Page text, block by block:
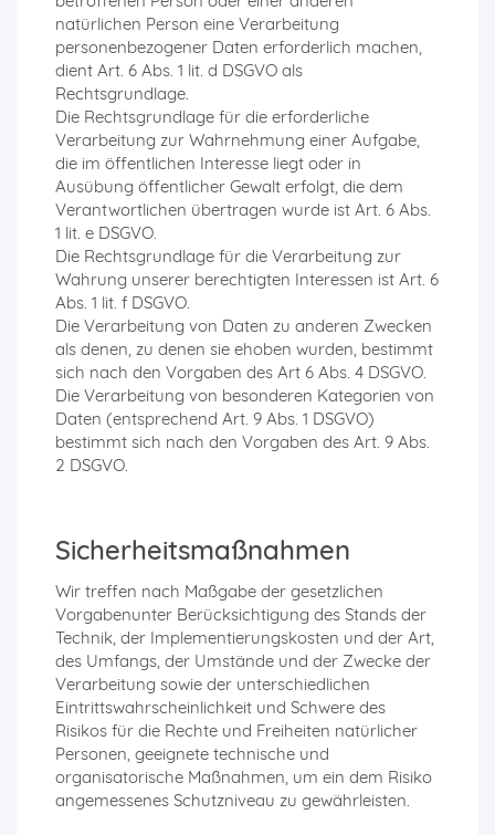
natürlichen Person eine Verarbeitung
personenbezogener Daten erforderlich machen,
dient Art. 6 Abs. 1 lit. d DSGVO als
Rechtsgrundlage.
Die Rechtsgrundlage für die erforderliche
Verarbeitung zur Wahrnehmung einer Aufgabe,
die im öffentlichen Interesse liegt oder in
Ausübung öffentlicher Gewalt erfolgt, die dem
Verantwortlichen übertragen wurde ist Art. 6 Abs.
1 lit. e DSGVO.
Die Rechtsgrundlage für die Verarbeitung zur
Wahrung unserer berechtigten Interessen ist Art. 6
Abs. 1 lit. f DSGVO.
Die Verarbeitung von Daten zu anderen Zwecken
als denen, zu denen sie ehoben wurden, bestimmt
sich nach den Vorgaben des Art 6 Abs. 4 DSGVO.
Die Verarbeitung von besonderen Kategorien von
Daten (entsprechend Art. 9 Abs. 1 DSGVO)
bestimmt sich nach den Vorgaben des Art. 9 Abs.
2 DSGVO.
Sicherheitsmaßnahmen
Wir treffen nach Maßgabe der gesetzlichen
Vorgabenunter Berücksichtigung des Stands der
Technik, der Implementierungskosten und der Art,
des Umfangs, der Umstände und der Zwecke der
Verarbeitung sowie der unterschiedlichen
Eintrittswahrscheinlichkeit und Schwere des
Risikos für die Rechte und Freiheiten natürlicher
Personen, geeignete technische und
organisatorische Maßnahmen, um ein dem Risiko
angemessenes Schutzniveau zu gewährleisten.